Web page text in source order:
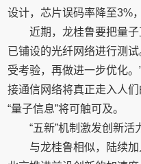
设计，芯片误码率降至3%
近期，龙桂鲁要把量
已铺设的光纤网络进行测
受考验，再做进一步优化
接通信网络将真正走入人
“量子信息”将可触可及。
“五新”机制激发创新活
与龙桂鲁相似，陆续